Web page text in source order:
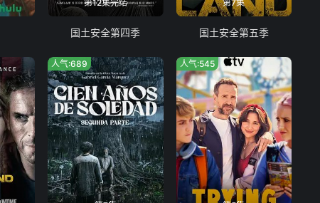
第12集完结
国土安全第四季
第7集
国土安全第五季
人气:689 人气:545